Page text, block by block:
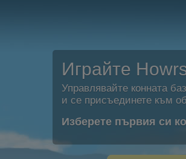
Играйте
Управлявайте конната
и се присъединете към
Изберете първия си